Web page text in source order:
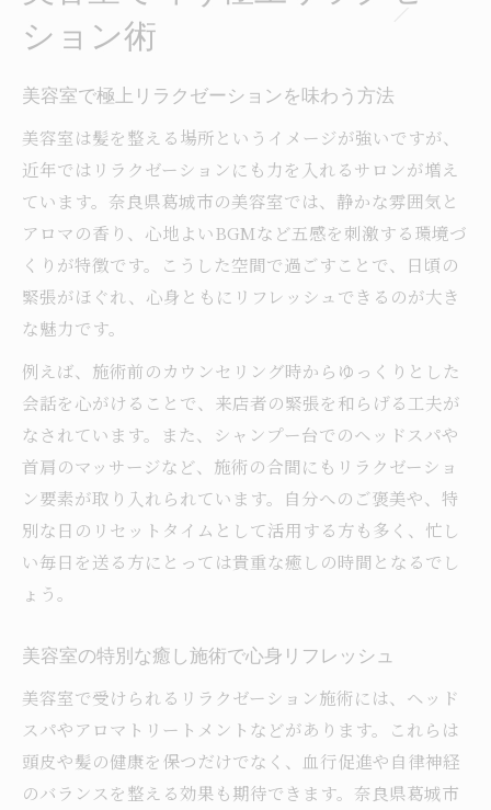
ション術
美容室で極上リラクゼーションを味わう方法
美容室は髪を整える場所というイメージが強いですが、
近年ではリラクゼーションにも力を入れるサロンが増え
ています。奈良県葛城市の美容室では、静かな雰囲気と
アロマの香り、心地よいBGMなど五感を刺激する環境づ
くりが特徴です。こうした空間で過ごすことで、日頃の
緊張がほぐれ、心身ともにリフレッシュできるのが大き
な魅力です。
例えば、施術前のカウンセリング時からゆっくりとした
会話を心がけることで、来店者の緊張を和らげる工夫が
なされています。また、シャンプー台でのヘッドスパや
首肩のマッサージなど、施術の合間にもリラクゼーショ
ン要素が取り入れられています。自分へのご褒美や、特
別な日のリセットタイムとして活用する方も多く、忙し
い毎日を送る方にとっては貴重な癒しの時間となるでし
ょう。
美容室の特別な癒し施術で心身リフレッシュ
美容室で受けられるリラクゼーション施術には、ヘッド
スパやアロマトリートメントなどがあります。これらは
頭皮や髪の健康を保つだけでなく、血行促進や自律神経
のバランスを整える効果も期待できます。奈良県葛城市